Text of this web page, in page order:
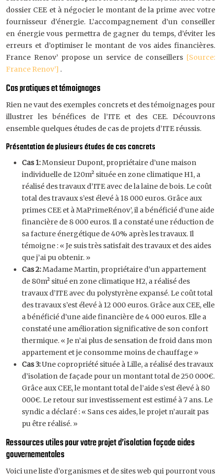
dossier CEE et à négocier le montant de la prime avec votre
fournisseur d’énergie. L’accompagnement d’un conseiller
en énergie vous permettra de gagner du temps, d’éviter les
erreurs et d’optimiser le montant de vos aides financières.
France Renov’ propose un service de conseillers [Source:
France Renov’] .
Cas pratiques et témoignages
Rien ne vaut des exemples concrets et des témoignages pour
illustrer les bénéfices de l’ITE et des CEE. Découvrons
ensemble quelques études de cas de projets d’ITE réussis.
Présentation de plusieurs études de cas concrets
Cas 1:Monsieur Dupont, propriétaire d’une maison
individuelle de 120m² située en zone climatique H1, a
réalisé des travaux d’ITE avec de la laine de bois. Le coût
total des travaux s’est élevé à 18 000 euros. Grâce aux
primes CEE et à MaPrimeRénov’, il a bénéficié d’une aide
financière de 8 000 euros. Il a constaté une réduction de
sa facture énergétique de 40% après les travaux. Il
témoigne : « Je suis très satisfait des travaux et des aides
que j’ai pu obtenir. »
Cas 2:Madame Martin, propriétaire d’un appartement
de 80m² situé en zone climatique H2, a réalisé des
travaux d’ITE avec du polystyrène expansé. Le coût total
des travaux s’est élevé à 12 000 euros. Grâce aux CEE, elle
a bénéficié d’une aide financière de 4 000 euros. Elle a
constaté une amélioration significative de son confort
thermique. « Je n’ai plus de sensation de froid dans mon
appartement et je consomme moins de chauffage »
Cas 3:Une copropriété située à Lille, a réalisé des travaux
d’isolation de façade pour un montant total de 250 000€.
Grâce aux CEE, le montant total de l’aide s’est élevé à 80
000€. Le retour sur investissement est estimé à 7 ans. Le
syndic a déclaré : « Sans ces aides, le projet n’aurait pas
pu être réalisé. »
Ressources utiles pour votre projet d’isolation façade aides
gouvernementales
Voici une liste d’organismes et de sites web qui pourront vous